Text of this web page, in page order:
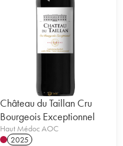
Château du Taillan Cru
Bourgeois Exceptionnel
Haut Médoc AOC
2025